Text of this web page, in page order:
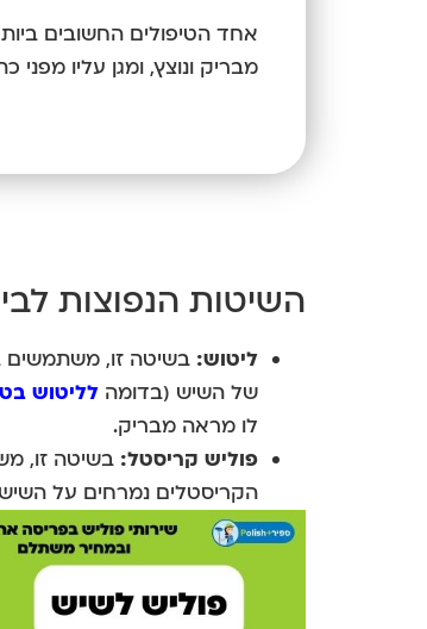
אחד הטיפולים החשובים
מבריק ונוצץ, ומגן עליו מפני
השיטות הנפוצות
ליטוש: בשיטה זו, משתמשים
של השיש (בדומה לליטוש
לו מראה מבריק.
פוליש קריסטל: בשיטה זו,
הקריסטלים נמרחים על השיש